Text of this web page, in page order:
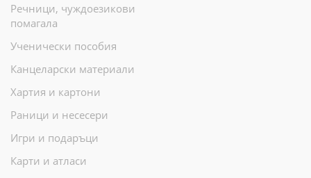
Речници, чуждоезикови
помагала
Ученически пособия
Канцеларски материали
Хартия и картони
Раници и несесери
Игри и подаръци
Карти и атласи